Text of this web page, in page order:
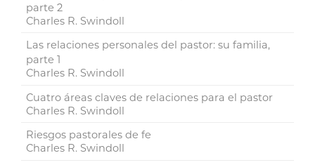
parte 2
Charles R. Swindoll
Las relaciones personales del pastor: su familia,
parte 1
Charles R. Swindoll
Cuatro áreas claves de relaciones para el pastor
Charles R. Swindoll
Riesgos pastorales de fe
Charles R. Swindoll